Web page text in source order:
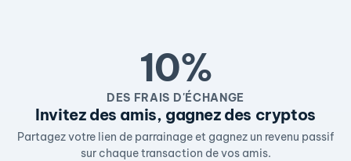
10%
DES FRAIS D'ÉCHANGE
Invitez des amis, gagnez des cryptos
Partagez votre lien de parrainage et gagnez un revenu passif
sur chaque transaction de vos amis.